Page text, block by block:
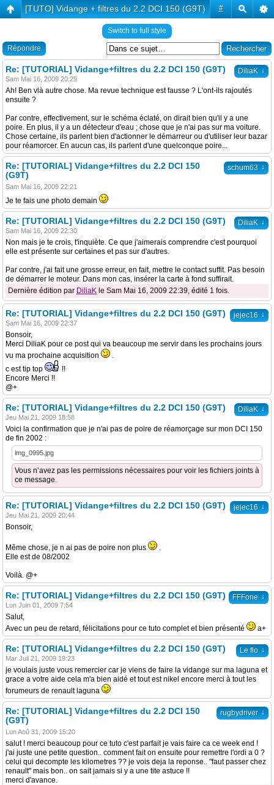
#
[TUTO] Vidange + filtres du 2.2 DCI 150 (G9T)
Switch to full style
Répondre
DiliaK ↓
Re: [TUTORIAL] Vidange+filtres du 2.2 DCI 150 (G9T)
Sam Mai 16, 2009 20:29
Ah! Ben vlà autre chose. Ma revue technique est fausse ? L'ont-ils rajoutés
ensuite ?
Par contre, effectivement, sur le schéma éclaté, on dirait bien qu'il y a une
poire. En plus, il y a un détecteur d'eau ; chose que je n'ai pas sur ma voiture.
Chose certaine, ils parlent bien d'actionner le démarreur ou d'utiliser leur bazar
pour réamorcer. En aucun cas, ils parlent d'une quelconque poire...
schum63 ↓
Re: [TUTORIAL] Vidange+filtres du 2.2 DCI 150
(G9T)
Sam Mai 16, 2009 22:21
Je te fais une photo demain
DiliaK ↓
Re: [TUTORIAL] Vidange+filtres du 2.2 DCI 150 (G9T)
Sam Mai 16, 2009 22:30
Non mais je te crois, t'inquiète. Ce que j'aimerais comprendre c'est pourquoi
elle est présente sur certaines et pas sur d'autres.
Par contre, j'ai fait une grosse erreur, en fait, mettre le contact suffit. Pas besoin
de démarrer le moteur. Dans mon cas, insérer la carte à fond suffirait.
Dernière édition par DiliaK le Sam Mai 16, 2009 22:39, édité 1 fois.
jejec16 ↓
Re: [TUTORIAL] Vidange+filtres du 2.2 DCI 150 (G9T)
Sam Mai 16, 2009 22:37
Bonsoir,
Merci DiliaK pour ce post qui va beaucoup me servir dans les prochains jours
vu ma prochaine acquisition
.
c est tip top
!!
Encore Merci !!
@+
DiliaK ↓
Re: [TUTORIAL] Vidange+filtres du 2.2 DCI 150 (G9T)
Jeu Mai 21, 2009 18:58
Voici la confirmation que je n'ai pas de poire de réamorçage sur mon DCI 150
de fin 2002 :
img_0995.jpg
Vous n’avez pas les permissions nécessaires pour voir les fichiers joints à
ce message.
jejec16 ↓
Re: [TUTORIAL] Vidange+filtres du 2.2 DCI 150 (G9T)
Jeu Mai 21, 2009 20:44
Bonsoir,
Même chose, je n ai pas de poire non plus
.
Elle est de 08/2002
Voilà. @+
FFFone ↓
Re: [TUTORIAL] Vidange+filtres du 2.2 DCI 150 (G9T)
Lun Juin 01, 2009 7:54
Salut,
Avec un peu de retard, félicitations pour ce tuto complet et bien présenté
a+
Le flo ↓
Re: [TUTORIAL] Vidange+filtres du 2.2 DCI 150 (G9T)
Mar Juil 21, 2009 19:23
je voulais juste vous remercier car je viens de faire la vidange sur ma laguna et
grace a votre aide cela m'a bien aidé et tout est nikel encore merci à tout les
forumeurs de renault laguna
rugbydriver ↓
Re: [TUTORIAL] Vidange+filtres du 2.2 DCI 150
(G9T)
Lun Aoû 31, 2009 15:20
salut ! merci beaucoup pour ce tuto c'est parfait je vais faire ca ce week end !
j'ai juste une petite question.. comment fait on ensuite pour remettre l'ordi a 0 ?
celui qui decompte les kilometres ?? je vois deja la reponse.. "faut passer chez
renault" mais bon.. on sait jamais si y a une tite astuce !!
merci d'avance.